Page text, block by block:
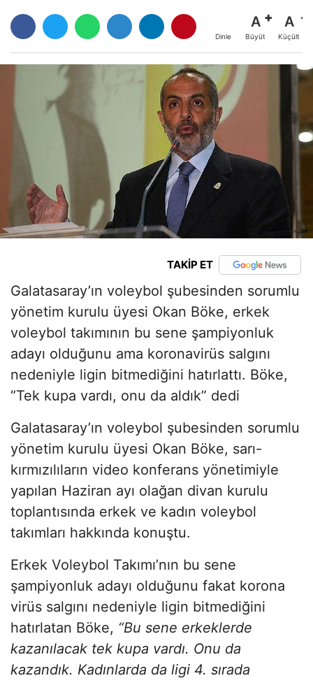
Dinle
A
Büyüt
A
Küçült
TAKİP ET
Galatasaray’ın voleybol şubesinden sorumlu
yönetim kurulu üyesi Okan Böke, erkek
voleybol takımının bu sene şampiyonluk
adayı olduğunu ama koronavirüs salgını
nedeniyle ligin bitmediğini hatırlattı. Böke,
“Tek kupa vardı, onu da aldık” dedi
Galatasaray’ın voleybol şubesinden sorumlu
yönetim kurulu üyesi Okan Böke, sarı-
kırmızılıların video konferans yönetimiyle
yapılan Haziran ayı olağan divan kurulu
toplantısında erkek ve kadın voleybol
takımları hakkında konuştu.
Erkek Voleybol Takımı’nın bu sene
şampiyonluk adayı olduğunu fakat korona
virüs salgını nedeniyle ligin bitmediğini
hatırlatan Böke, “Bu sene erkeklerde
kazanılacak tek kupa vardı. Onu da
kazandık. Kadınlarda da ligi 4. sırada